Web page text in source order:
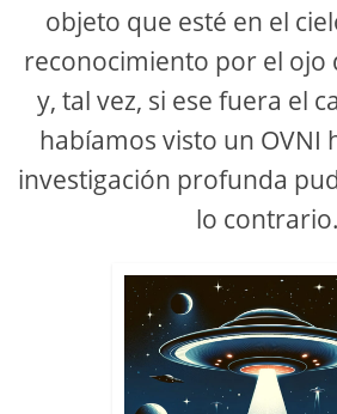
objeto que esté en el
reconocimiento por el ojo
y, tal vez, si ese fuera el
habíamos visto un OVNI
investigación profunda
lo contrario.